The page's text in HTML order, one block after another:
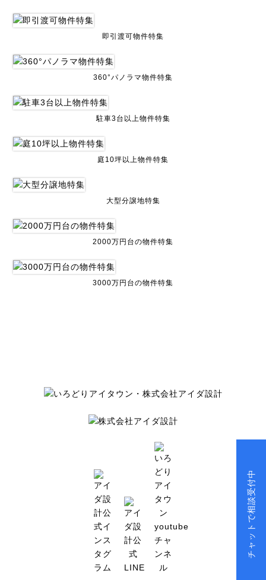
即引渡可物件特集
360°パノラマ物件特集
駐車3台以上物件特集
庭10坪以上物件特集
大型分譲地特集
2000万円台の物件特集
3000万円台の物件特集
チャットで相談受付中